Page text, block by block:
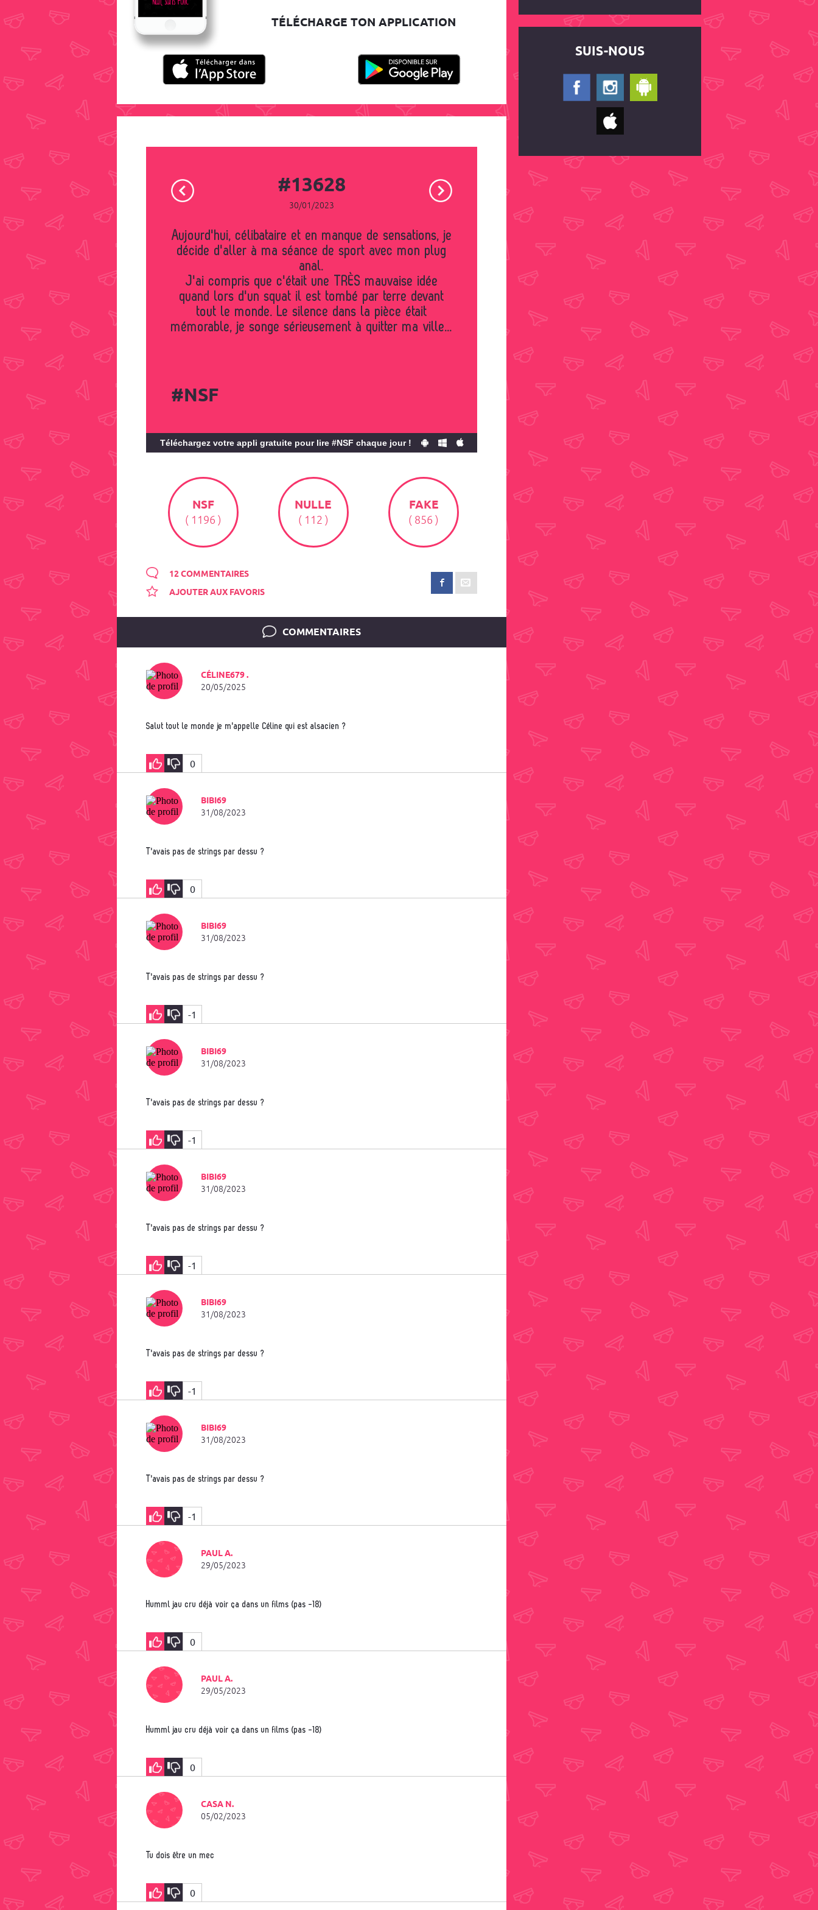
TÉLÉCHARGE TON APPLICATION
#13628
30/01/2023
Aujourd'hui, célibataire et en manque de sensations, je
décide d'aller à ma séance de sport avec mon plug
anal.
J'ai compris que c'était une TRÈS mauvaise idée
quand lors d'un squat il est tombé par terre devant
tout le monde. Le silence dans la pièce était
mémorable, je songe sérieusement à quitter ma ville...
#NSF
Téléchargez votre appli gratuite pour lire #NSF chaque jour !
NSF
( 1196 )
NULLE
( 112 )
FAKE
( 856 )
12 COMMENTAIRES
AJOUTER AUX FAVORIS
COMMENTAIRES
CÉLINE679 .
20/05/2025
Salut tout le monde je m'appelle Céline qui est alsacien ?
0
BIBI69
31/08/2023
T'avais pas de strings par dessu ?
0
BIBI69
31/08/2023
T'avais pas de strings par dessu ?
-1
BIBI69
31/08/2023
T'avais pas de strings par dessu ?
-1
BIBI69
31/08/2023
T'avais pas de strings par dessu ?
-1
BIBI69
31/08/2023
T'avais pas de strings par dessu ?
-1
BIBI69
31/08/2023
T'avais pas de strings par dessu ?
-1
PAUL A.
29/05/2023
Humml jau cru déjà voir ça dans un films (pas -18)
0
PAUL A.
29/05/2023
Humml jau cru déjà voir ça dans un films (pas -18)
0
CASA N.
05/02/2023
Tu dois être un mec
0
SUIS-NOUS